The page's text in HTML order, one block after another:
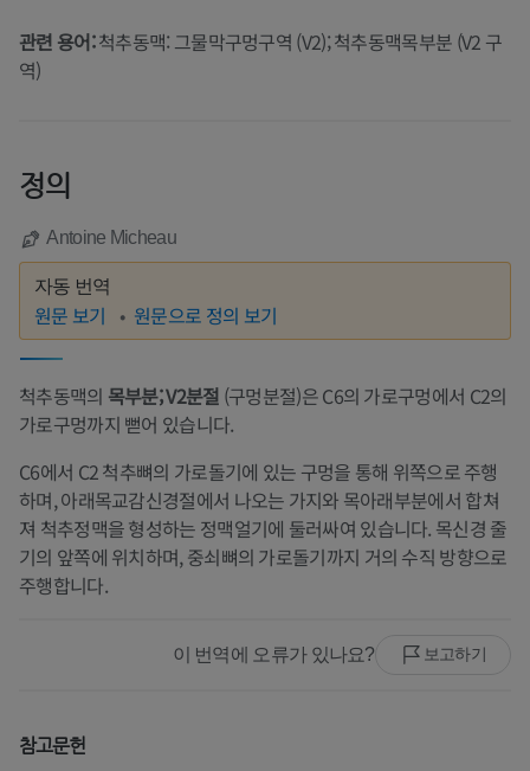
관련 용어:척추동맥: 그물막구멍구역 (V2); 척추동맥목부분 (V2 구
역)
정의
Antoine Micheau
자동 번역
원문 보기 원문으로 정의 보기
척추동맥의 목부분; V2분절 (구멍분절)은 C6의 가로구멍에서 C2의
가로구멍까지 뻗어 있습니다.
C6에서 C2 척추뼈의 가로돌기에 있는 구멍을 통해 위쪽으로 주행
하며, 아래목교감신경절에서 나오는 가지와 목아래부분에서 합쳐
져 척추정맥을 형성하는 정맥얼기에 둘러싸여 있습니다. 목신경 줄
기의 앞쪽에 위치하며, 중쇠뼈의 가로돌기까지 거의 수직 방향으로
주행합니다.
이 번역에 오류가 있나요? 보고하기
참고문헌